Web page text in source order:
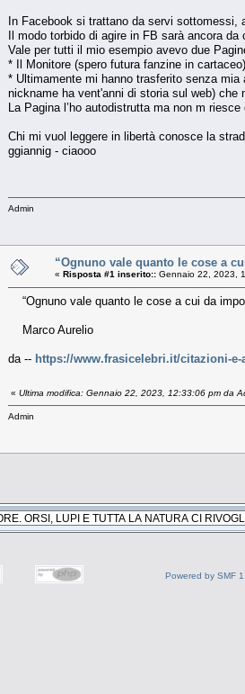
In Facebook si trattano da servi sottomessi,
Il modo torbido di agire in FB sarà ancora da
Vale per tutti il mio esempio avevo due
* Il Monitore (spero futura fanzine in
* Ultimamente mi hanno trasferito senza
nickname ha vent'anni di storia sul web)
La Pagina l’ho autodistrutta ma non m
Chi mi vuol leggere in libertà conosce la
ggiannig - ciaooo
Admin
“Ognuno vale quanto le cose a
« Risposta #1 inserito:: Gennaio 22, 2023,
“Ognuno vale quanto le cose a cui da
Marco Aurelio
da -- https://www.frasicelebri.it/citazioni-
« Ultima modifica: Gennaio 22, 2023, 12:33:06 pm da
Admin
Powered by SMF